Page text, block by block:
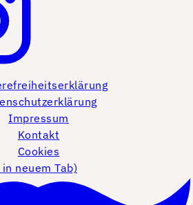
Impressum
Kontakt
Cookies
neuem Tab)